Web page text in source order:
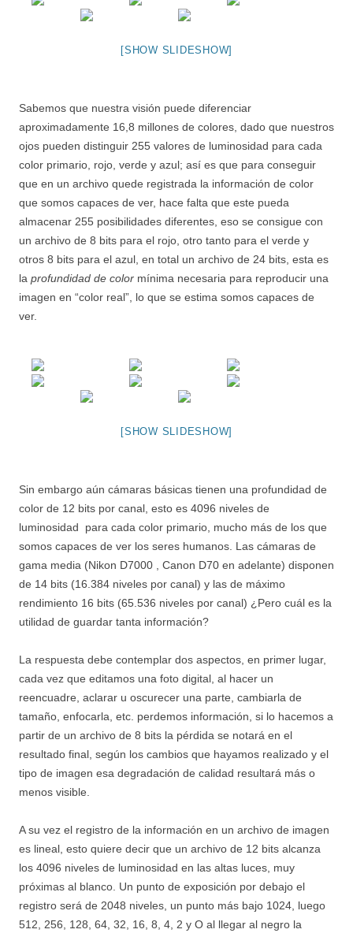
[SHOW SLIDESHOW]
Sabemos que nuestra visión puede diferenciar
aproximadamente 16,8 millones de colores, dado que nuestros
ojos pueden distinguir 255 valores de luminosidad para cada
color primario, rojo, verde y azul; así es que para conseguir
que en un archivo quede registrada la información de color
que somos capaces de ver, hace falta que este pueda
almacenar 255 posibilidades diferentes, eso se consigue con
un archivo de 8 bits para el rojo, otro tanto para el verde y
otros 8 bits para el azul, en total un archivo de 24 bits, esta es
la profundidad de color mínima necesaria para reproducir una
imagen en “color real”, lo que se estima somos capaces de
ver.
[SHOW SLIDESHOW]
Sin embargo aún cámaras básicas tienen una profundidad de
color de 12 bits por canal, esto es 4096 niveles de
luminosidad para cada color primario, mucho más de los que
somos capaces de ver los seres humanos. Las cámaras de
gama media (Nikon D7000 , Canon D70 en adelante) disponen
de 14 bits (16.384 niveles por canal) y las de máximo
rendimiento 16 bits (65.536 niveles por canal) ¿Pero cuál es la
utilidad de guardar tanta información?
La respuesta debe contemplar dos aspectos, en primer lugar,
cada vez que editamos una foto digital, al hacer un
reencuadre, aclarar u oscurecer una parte, cambiarla de
tamaño, enfocarla, etc. perdemos información, si lo hacemos a
partir de un archivo de 8 bits la pérdida se notará en el
resultado final, según los cambios que hayamos realizado y el
tipo de imagen esa degradación de calidad resultará más o
menos visible.
A su vez el registro de la información en un archivo de imagen
es lineal, esto quiere decir que un archivo de 12 bits alcanza
los 4096 niveles de luminosidad en las altas luces, muy
próximas al blanco. Un punto de exposición por debajo el
registro será de 2048 niveles, un punto más bajo 1024, luego
512, 256, 128, 64, 32, 16, 8, 4, 2 y O al llegar al negro la